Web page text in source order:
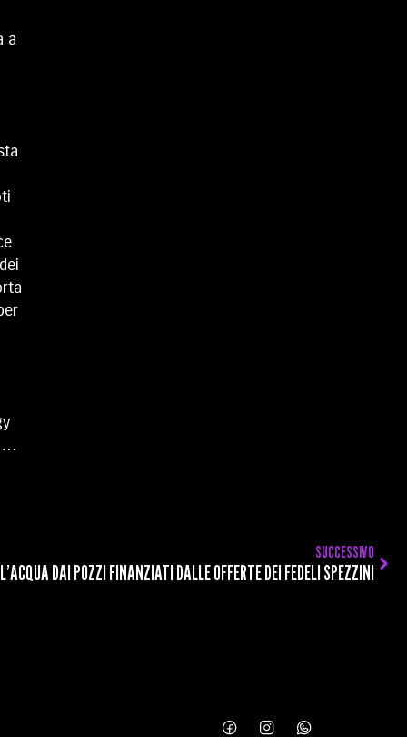
a
SUCCESSIVO
DAI POZZI FINANZIATI DALLE OFFERTE DEI FEDELI SPEZZINI